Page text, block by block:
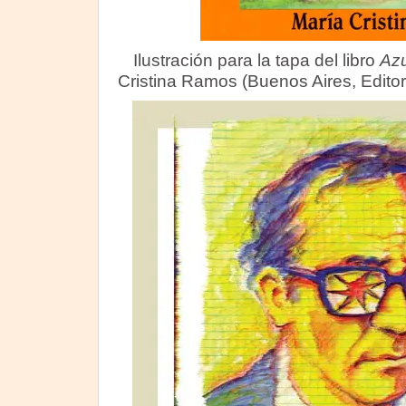
Ilustración para la tapa del libro
Cristina Ramos (Buenos Aires,